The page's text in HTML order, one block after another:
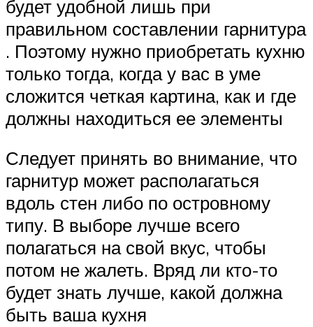
будет удобной лишь при
правильном составлении гарнитура
. Поэтому нужно приобретать кухню
только тогда, когда у вас в уме
сложится четкая картина, как и где
должны находиться ее элементы
Следует принять во внимание, что
гарнитур может располагаться
вдоль стен либо по островному
типу. В выборе лучше всего
полагаться на свой вкус, чтобы
потом не жалеть. Вряд ли кто-то
будет знать лучше, какой должна
быть ваша кухня